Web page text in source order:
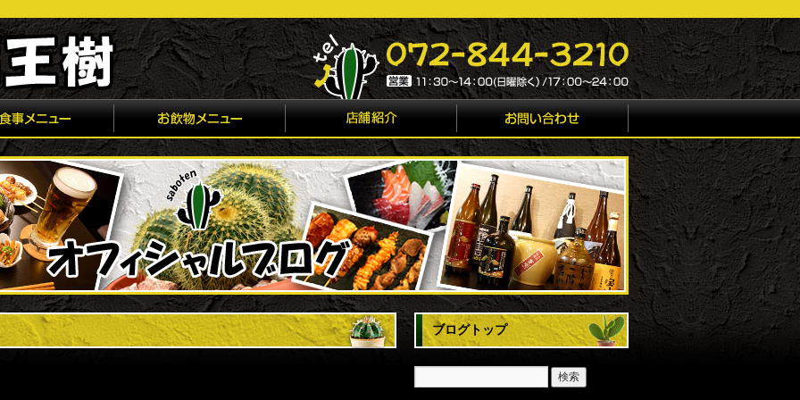
ブログトップ